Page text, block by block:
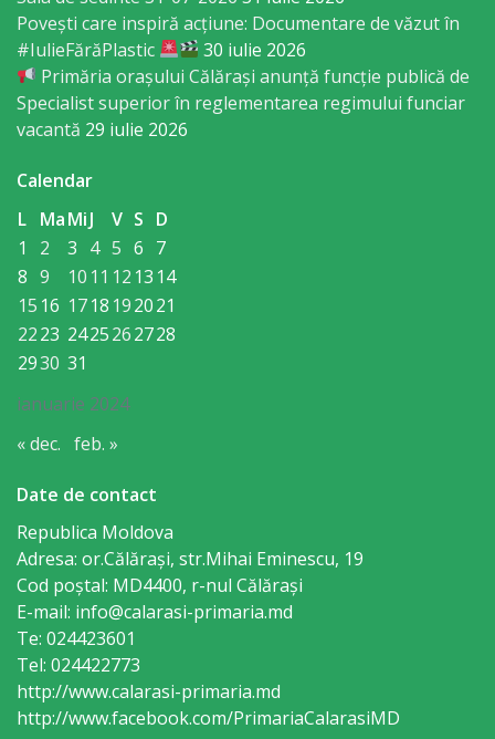
de
Rezerve
Olimpice
Stadionul
orășenesc
Muzeul
de
„Dumitru
Scvorțov-
Russu”
or.
Călăraşi
Î.M.
Povești care inspiră acțiune: Documentare de văzut în
#IulieFărăPlastic
30 iulie 2026
Primăria orașului Călărași anunță funcție publică de
Specialist superior în reglementarea regimului funciar
vacantă 29 iulie 2026
Calendar
ianuarie 2024
L MaMiJ V S D
1
2 3 4 5 6 7
8 9 10 11 12 13 14
15 16 1718 192021
2223 2425262728
2930 31
« dec. feb. »
Date de contact
Republica Moldova
Adresa: or.Călăraşi, str.Mihai Eminescu, 19
Cod poștal: MD4400, r-nul Călăraşi
E-mail: info@calarasi-primaria.md
Te: 024423601
Tel: 024422773
http://www.calarasi-primaria.md
http://www.facebook.com/PrimariaCalarasiMD